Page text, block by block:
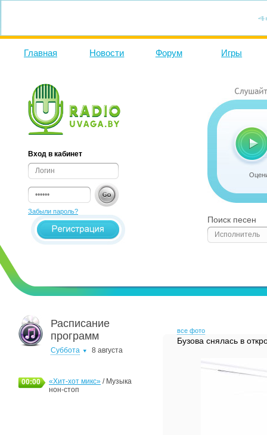
Главная Новости Форум Игры
Вход в кабинет
Забыли пароль?
Расписание
программ
Суббота 8 августа
00:00 «Хит-хот микс» / Музыка
нон-стоп
Поиск песен
все фото
Бузова снялась в